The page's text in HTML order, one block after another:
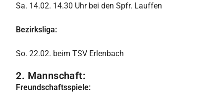
Sa. 14.02. 14.30 Uhr bei den Spfr. Lauffen
Bezirksliga:
So. 22.02. beim TSV Erlenbach
2. Mannschaft:
Freundschaftsspiele: